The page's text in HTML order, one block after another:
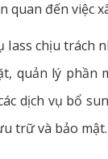
quan đến việc
Iass chịu trách
quản lý phần
dịch vụ bổ
trữ và bảo mật.